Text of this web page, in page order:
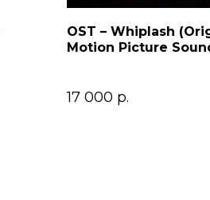
OST – Whiplash
Motion Picture
17 000 р.